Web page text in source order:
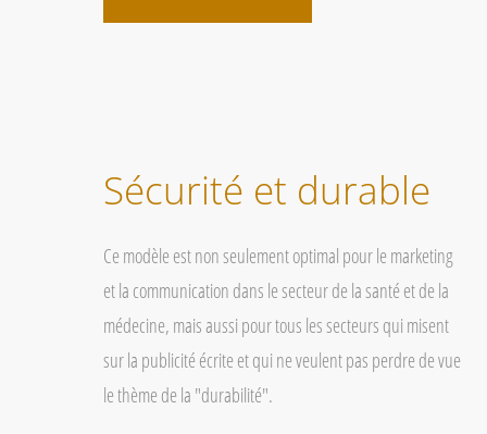
Sécurité et durable
Ce modèle est non seulement optimal pour le marketing
et la communication dans le secteur de la santé et de la
médecine, mais aussi pour tous les secteurs qui misent
sur la publicité écrite et qui ne veulent pas perdre de vue
le thème de la "durabilité".